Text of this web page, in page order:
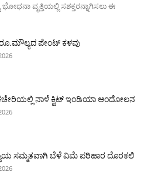
ಭೋಧನಾ ವೃತ್ತಿಯಲ್ಲಿ ಸಶಕ್ತರನ್ನಾಗಿಸಲು ಈ
ರೂ.ಮೌಲ್ಯದ ಪೇಂಟ್ ಕಳವು
ನಾಳೆ ಕ್ವಿಟ್ ಇಂಡಿಯಾ ಆಂದೋಲನ
ಸಮ್ಮತವಾಗಿ ಬೆಳೆ ವಿಮೆ ಪರಿಹಾರ ದೊರಕಲಿ